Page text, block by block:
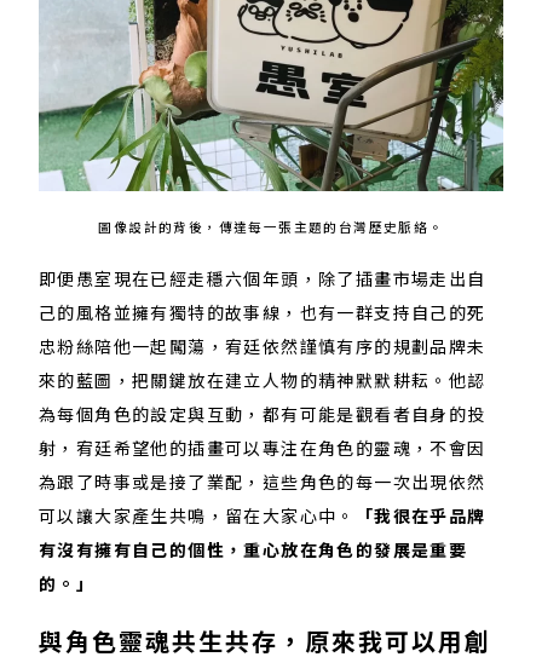
圖像設計的背後，傳達每一張主題的台灣歷史脈絡。
即便愚室現在已經走穩六個年頭，除了插畫市場走出自
己的風格並擁有獨特的故事線，也有一群支持自己的死
忠粉絲陪他一起闖蕩，宥廷依然謹慎有序的規劃品牌未
來的藍圖，把關鍵放在建立人物的精神默默耕耘。他認
為每個角色的設定與互動，都有可能是觀看者自身的投
射，宥廷希望他的插畫可以專注在角色的靈魂，不會因
為跟了時事或是接了業配，這些角色的每一次出現依然
可以讓大家產生共鳴，留在大家心中。
「我很在乎品牌
有沒有擁有自己的個性，重心放在角色的發展是重要
的。」
與角色靈魂共生共存，原來我可以用創